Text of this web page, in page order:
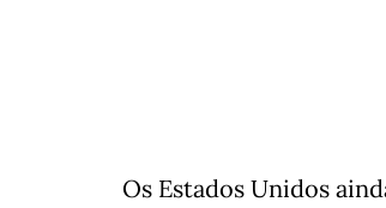
Os Estados Unidos